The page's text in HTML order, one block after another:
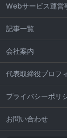
Webサービス運営
記事一覧
会社案内
代表取締役プロフ
プライバシーポリ
お問い合わせ